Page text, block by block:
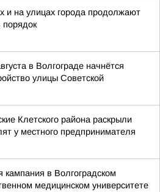
и на улицах города продолжают
порядок
в Волгограде начнётся
улицы Советской
Клетского района раскрыли
у местного предпринимателя
кампания в Волгоградском
медицинском университете